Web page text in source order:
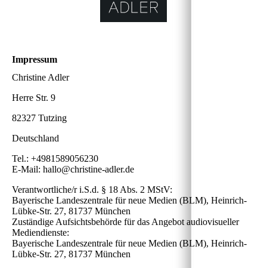
Impressum
Christine Adler
Herre Str. 9
82327 Tutzing
Deutschland
Tel.: +4981589056230
E-Mail: hallo@christine-adler.de
Verantwortliche/r i.S.d. § 18 Abs. 2 MStV:
Bayerische Landeszentrale für neue Medien (BLM), Heinrich-
Lübke-Str. 27, 81737 München
Zuständige Aufsichtsbehörde für das Angebot audiovisueller
Mediendienste:
Bayerische Landeszentrale für neue Medien (BLM), Heinrich-
Lübke-Str. 27, 81737 München